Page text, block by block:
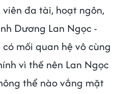
đa tài, hoạt ngôn,
Dương Lan Ngọc -
mối quan hệ vô cùng
vì thế nên Lan Ngọc
thể nào vắng mặt